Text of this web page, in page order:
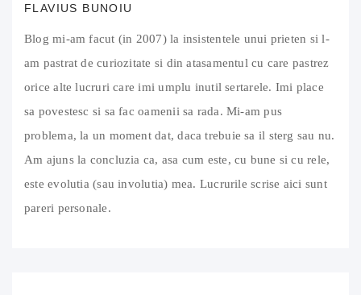
FLAVIUS BUNOIU
Blog mi-am facut (in 2007) la insistentele unui prieten si l-
am pastrat de curiozitate si din atasamentul cu care pastrez
orice alte lucruri care imi umplu inutil sertarele. Imi place
sa povestesc si sa fac oamenii sa rada. Mi-am pus
problema, la un moment dat, daca trebuie sa il sterg sau nu.
Am ajuns la concluzia ca, asa cum este, cu bune si cu rele,
este evolutia (sau involutia) mea. Lucrurile scrise aici sunt
pareri personale.